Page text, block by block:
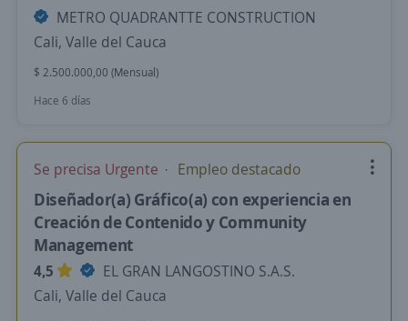
METRO QUADRANTTE CONSTRUCTION
Cali, Valle del Cauca
$ 2.500.000,00 (Mensual)
Hace 6 días
Se precisa Urgente Empleo destacado
Diseñador(a) Gráfico(a) con experiencia en
Creación de Contenido y Community
Management
4,5
EL GRAN LANGOSTINO S.A.S.
Cali, Valle del Cauca